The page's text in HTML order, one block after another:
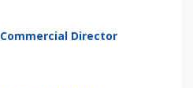
Commercial Director